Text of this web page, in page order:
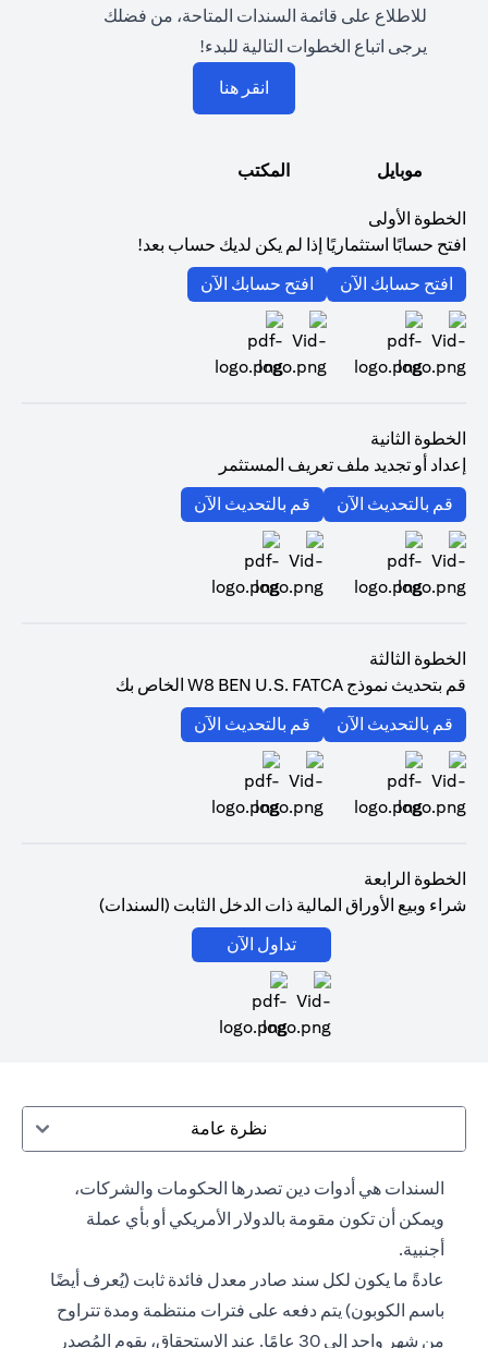
للاطلاع على قائمة السندات المتاحة، من فضلك
يرجى اتباع الخطوات التالية للبدء!
انقر هنا
موبايل المكتب
الخطوة الأولى
افتح حسابًا استثماريًا إذا لم يكن لديك حساب بعد!
افتح حسابك الآن
افتح حسابك الآن
الخطوة الثانية
إعداد أو تجديد ملف تعريف المستثمر
قم بالتحديث الآن
قم بالتحديث الآن
الخطوة الثالثة
قم بتحديث نموذج W8 BEN U.S. FATCA الخاص بك
قم بالتحديث الآن
قم بالتحديث الآن
الخطوة الرابعة
شراء وبيع الأوراق المالية ذات الدخل الثابت (السندات)
تداول الآن
نظرة عامة
السندات هي أدوات دين تصدرها الحكومات والشركات،
ويمكن أن تكون مقومة بالدولار الأمريكي أو بأي عملة
أجنبية.
عادةً ما يكون لكل سند صادر معدل فائدة ثابت (يُعرف أيضًا
باسم الكوبون) يتم دفعه على فترات منتظمة ومدة تتراوح
من شهر واحد إلى 30 عامًا. عند الاستحقاق، يقوم المُصدر